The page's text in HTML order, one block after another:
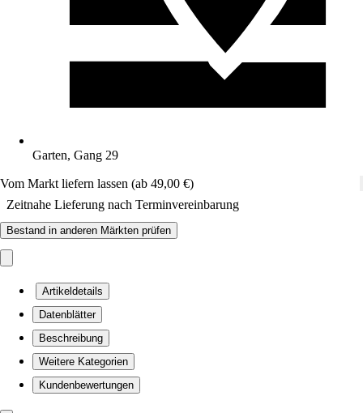
Garten, Gang 29
Vom Markt liefern lassen (ab 49,00 €)
Zeitnahe Lieferung nach Terminvereinbarung
Bestand in anderen Märkten prüfen
Artikeldetails
Datenblätter
Beschreibung
Weitere Kategorien
Kundenbewertungen